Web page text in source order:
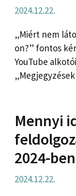
2024.12.22.
„Miért nem
on?” fontos
YouTube
Mennyi
2024-
2024.12.22.